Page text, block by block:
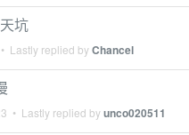
坑
• Lastly replied byChancel
• Lastly replied byunco020511